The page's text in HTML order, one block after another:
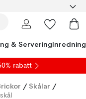
& ServeringInredning
rabatt
/ Skålar /